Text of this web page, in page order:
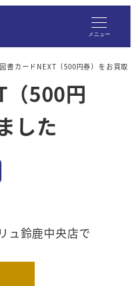
メニュー
図書カードNEXT（500円券）をお買取
（500円
した
ュ鈴鹿中央店で